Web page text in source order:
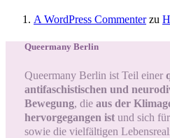
A WordPress Commenterzu
Queermany Berlin
Queermany Berlin ist Teil einer
antifaschistischen und
Bewegung, die aus der
hervorgegangen ist und sich
sowie die vielfältigen